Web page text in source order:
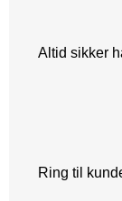
Altid sikker
Ring til